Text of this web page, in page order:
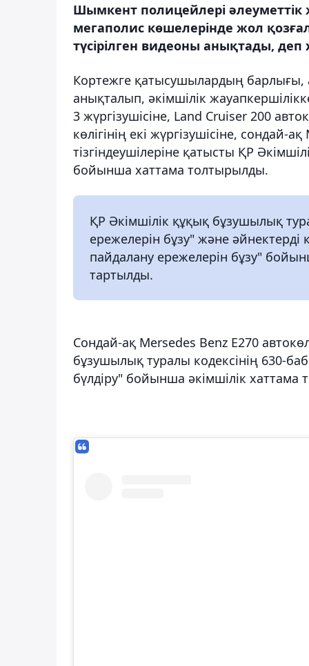
Шымкент полицейлері әлеуметтік
мегаполис көшелерінде жол
түсірілген видеоны анықтады,
Кортежге қатысушылардың барлығы,
анықталып, әкімшілік
3 жүргізушісіне, Land Cruiser 200
көлігінің екі жүргізушісіне, сондай-
тізгіндеушілеріне қатысты ҚР
бойынша хаттама толтырылды.
ҚР Әкімшілік құқық бұзушылық
ережелерін бұзу" және әйнектерді
пайдалану ережелерін бұзу"
тартылды.
Сондай-ақ Mersedes Benz Е270
бұзушылық туралы кодексінің 630-
бүлдіру" бойынша әкімшілік хаттама